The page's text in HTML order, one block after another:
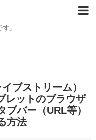
。
ブストリーム）
レットのブラウザ
ブバー（URL等）
方法